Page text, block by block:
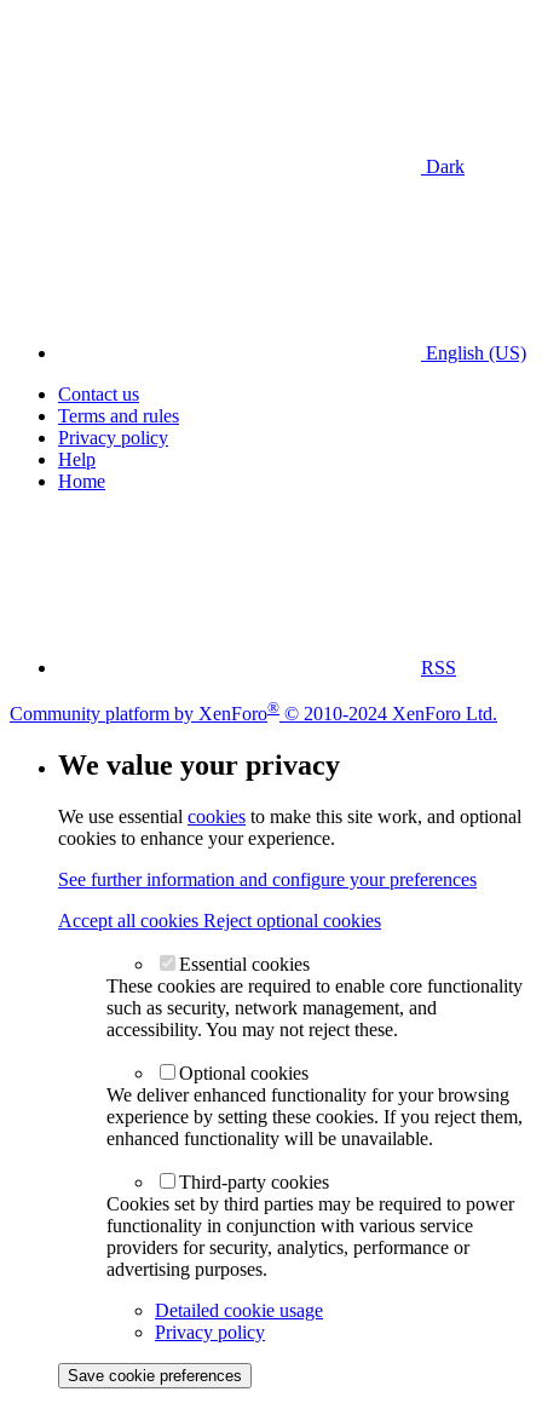
Dark
English (US)
Contact us
Terms and rules
Privacy policy
Help
Home
RSS
Community platform by XenForo® © 2010-2024 XenForo Ltd.
We value your privacy
We use essential cookies to make this site work, and optional
cookies to enhance your experience.
See further information and configure your preferences
Accept all cookies Reject optional cookies
Essential cookies
These cookies are required to enable core functionality
such as security, network management, and
accessibility. You may not reject these.
Optional cookies
We deliver enhanced functionality for your browsing
experience by setting these cookies. If you reject them,
enhanced functionality will be unavailable.
Third-party cookies
Cookies set by third parties may be required to power
functionality in conjunction with various service
providers for security, analytics, performance or
advertising purposes.
Detailed cookie usage
Privacy policy
Save cookie preferences